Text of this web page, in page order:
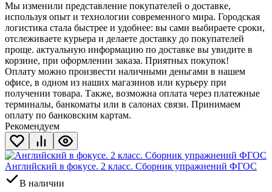
Мы изменили представление покупателей о доставке,
используя опыт и технологии современного мира. Городская
логистика стала быстрее и удобнее: вы сами выбираете сроки,
отслеживаете курьера и делаете доставку до покупателей
проще. актуальную информацию по доставке вы увидите в
корзине, при оформлении заказа. Приятных покупок!
Оплату можно произвести наличными деньгами в нашем
офисе, в одном из наших магазинов или курьеру при
получении товара. Также, возможна оплата через платежные
терминалы, банкоматы или в салонах связи. Принимаем
оплату по банковским картам.
Рекомендуем
Английский в фокусе. 2 класс. Сборник упражнений ФГОС
В наличии